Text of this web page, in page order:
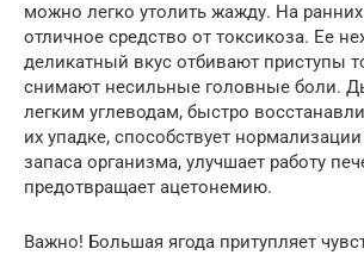
можно легко утолить жажду. На
отличное средство от токсикоза. Ее
деликатный вкус отбивают приступы
снимают несильные головные боли.
легким углеводам, быстро
их упадке, способствует нормализации
запаса организма, улучшает работу
предотвращает ацетонемию.
Важно! Большая ягода притупляет